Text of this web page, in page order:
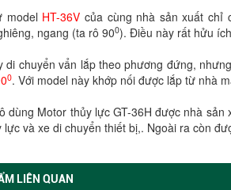
model HT-36V của cùng nhà sản xuất chỉ
ngang (ta rô 900). Điều này rất hửu
di chuyển vẩn lắp theo phương đứng,
0. Với model này khớp nối được lắp từ nhà
dùng Motor thủy lực GT-36H được nhà
lực và xe di chuyển thiết bị,. Ngoài ra còn
LIÊN QUAN